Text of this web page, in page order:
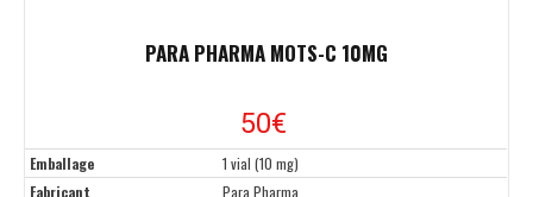
PARA PHARMA MOTS-C 10MG
50€
Emballage
1 vial (10 mg)
Fabricant
Para Pharma